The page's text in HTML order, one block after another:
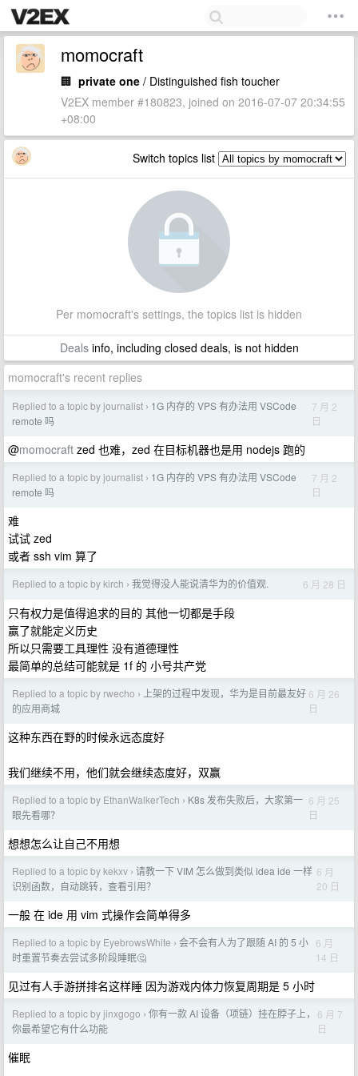
momocraft
🏢 private one / Distinguished fish toucher
V2EX member #180823, joined on 2016-07-07 20:34:55
+08:00
Switch topics list
Per momocraft's settings, the topics list is hidden
Dealsinfo, including closed deals, is not hidden
momocraft's recent replies
Replied to a topic by journalist › 1G 内存的 VPS 有办法用 VSCode
remote 吗
7 月 2
日
@momocraft zed 也难，zed 在目标机器也是用 nodejs 跑的
Replied to a topic by journalist › 1G 内存的 VPS 有办法用 VSCode
remote 吗
7 月 2
日
难
试试 zed
或者 ssh vim 算了
Replied to a topic by kirch › 我觉得没人能说清华为的价值观. 6 月 28 日
只有权力是值得追求的目的 其他一切都是手段
赢了就能定义历史
所以只需要工具理性 没有道德理性
最简单的总结可能就是 1f 的 小号共产党
Replied to a topic by rwecho ›
上架的过程中发现，华为是目前最友好
的应用商城
6 月 26
日
这种东西在野的时候永远态度好
我们继续不用，他们就会继续态度好，双赢
Replied to a topic by EthanWalkerTech › K8s 发布失败后，大家第一
眼先看哪？
6 月 25
日
想想怎么让自己不用想
Replied to a topic by kekxv › 请教一下 VIM 怎么做到类似 idea ide 一样
识别函数，自动跳转，查看引用？
6 月
20 日
一般 在 ide 用 vim 式操作会简单得多
Replied to a topic by EyebrowsWhite › 会不会有人为了跟随 AI 的 5 小
时重置节奏去尝试多阶段睡眠🤔
6 月
14 日
见过有人手游拼排名这样睡 因为游戏内体力恢复周期是 5 小时
Replied to a topic by jinxgogo › 你有一款 AI 设备（项链）挂在脖子上，
你最希望它有什么功能
6 月 7
日
催眠